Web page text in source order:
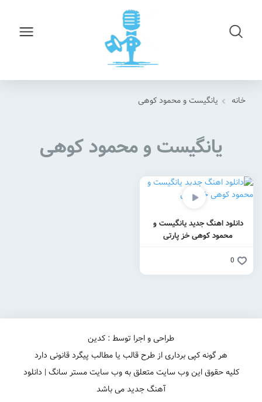
خانه یانگیست و محمود کوهی
یانگیست و محمود کوهی
دانلود اهنگ جدید یانگیست و
محمود کوهی خز پارتی
0
طراحی و اجرا توسط : کدین
هر گونه کپی برداری از طرح قالب یا مطالب پیگرد قانونی دارد
کلیه حقوق این وب سایت متعلق به وب سایت مستر سانگ | دانلود
آهنگ جدید می باشد